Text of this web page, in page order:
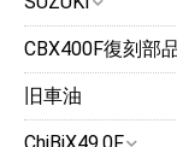
CBX400F復刻部
旧車油